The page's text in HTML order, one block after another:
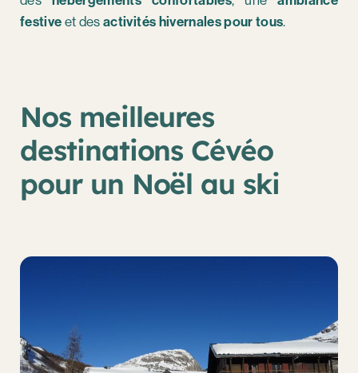
festive et desactivités hivernales pour tous.
Nos meilleures
destinations Cévéo
pour un Noël au ski